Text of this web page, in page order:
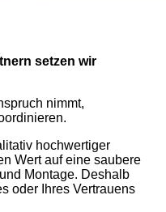
setzen wir
nimmt,
hochwertiger
Wert auf eine saubere
Montage. Deshalb
oder Ihres Vertrauens